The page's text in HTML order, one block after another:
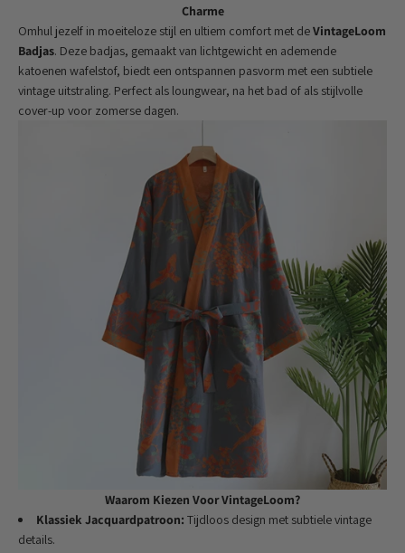
Charme
Omhul jezelf in moeiteloze stijl en ultiem comfort met deVintageLoom
Badjas. Deze badjas, gemaakt van lichtgewicht en ademende
katoenen wafelstof, biedt een ontspannen pasvorm met een subtiele
vintage uitstraling. Perfect als loungwear, na het bad of als stijlvolle
cover-up voor zomerse dagen.
Waarom Kiezen Voor VintageLoom?
Klassiek Jacquardpatroon: Tijdloos design met subtiele vintage
details.